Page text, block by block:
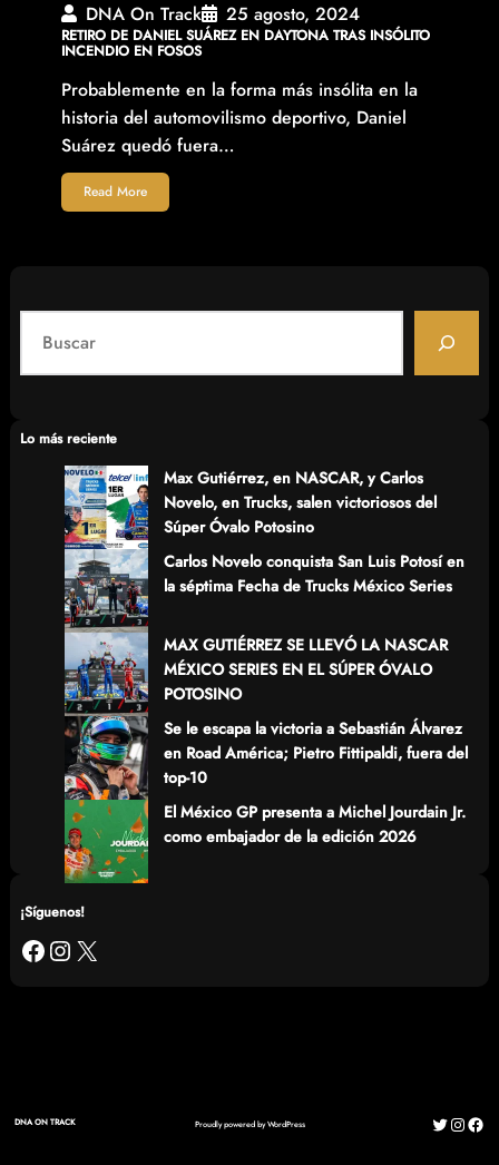
DNA On Track 25 agosto, 2024
RETIRO DE DANIEL SUÁREZ EN DAYTONA TRAS INSÓLITO
INCENDIO EN FOSOS
Probablemente en la forma más insólita en la
historia del automovilismo deportivo, Daniel
Suárez quedó fuera…
Read More
a
cLo más reciente
Max Gutiérrez, en NASCAR, y Carlos
Novelo, en Trucks, salen victoriosos del
Súper Óvalo Potosino
Carlos Novelo conquista San Luis Potosí en
la séptima Fecha de Trucks México Series
MAX GUTIÉRREZ SE LLEVÓ LA NASCAR
MÉXICO SERIES EN EL SÚPER ÓVALO
POTOSINO
Se le escapa la victoria a Sebastián Álvarez
en Road América; Pietro Fittipaldi, fuera del
top-10
El México GP presenta a Michel Jourdain Jr.
como embajador de la edición 2026
¡Síguenos!
Facebook Instagram X
DNA ON TRACK Proudly powered byWordPress Twitter